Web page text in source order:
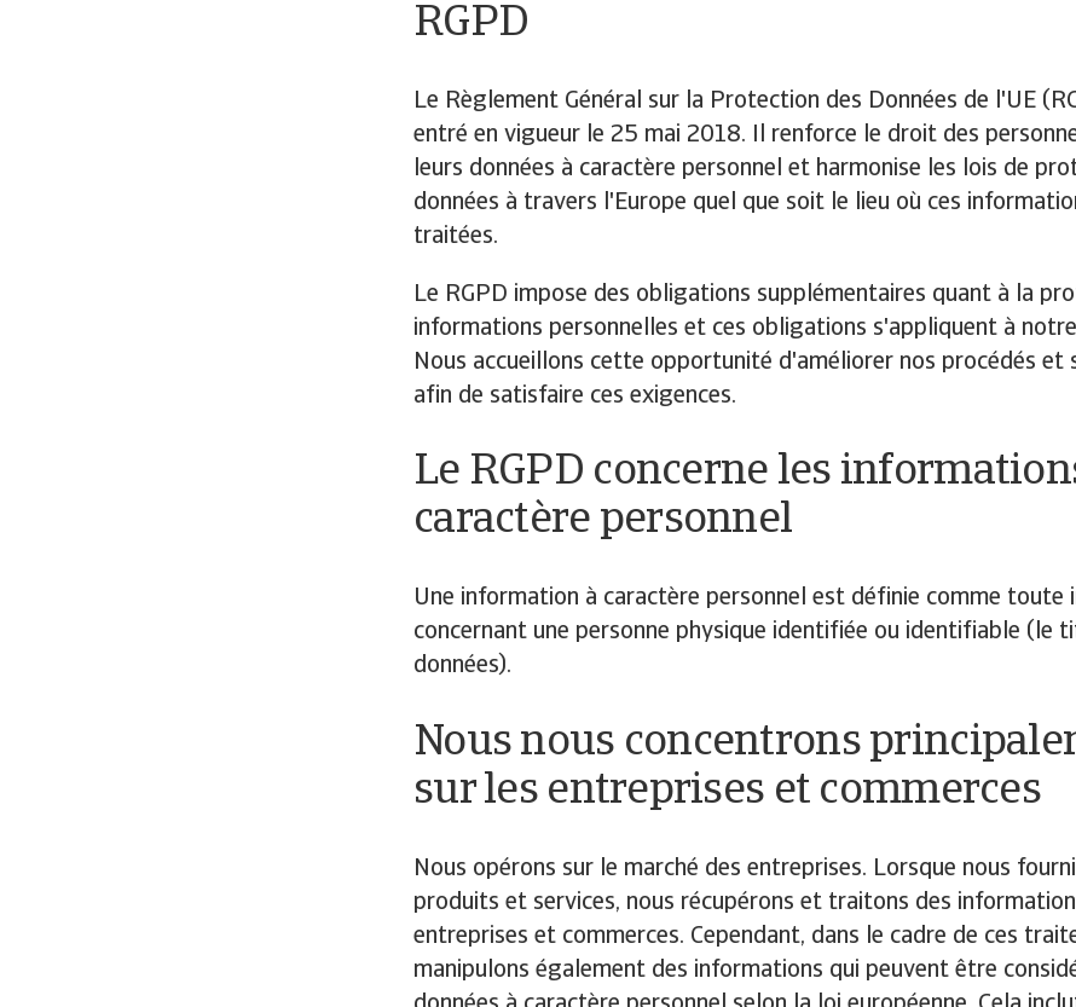
RGPD
Le Règlement Général sur la Protection des Données de l'UE
entré en vigueur le 25 mai 2018. Il renforce le droit des
leurs données à caractère personnel et harmonise les lois de
données à travers l'Europe quel que soit le lieu où ces
traitées.
Le RGPD impose des obligations supplémentaires quant à la
informations personnelles et ces obligations s'appliquent à
Nous accueillons cette opportunité d'améliorer nos procédés et
afin de satisfaire ces exigences.
Le RGPD concerne les
caractère personnel
Une information à caractère personnel est définie comme toute
concernant une personne physique identifiée ou identifiable (le
données).
Nous nous concentrons
sur les entreprises et commerces
Nous opérons sur le marché des entreprises. Lorsque nous
produits et services, nous récupérons et traitons des
entreprises et commerces. Cependant, dans le cadre de ces
manipulons également des informations qui peuvent être